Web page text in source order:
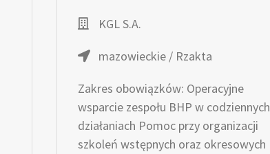
KGL S.A.
mazowieckie / Rzakta
Zakres obowiązków: Operacyjne
wsparcie zespołu BHP w codziennych
działaniach Pomoc przy organizacji
szkoleń wstępnych oraz okresowych